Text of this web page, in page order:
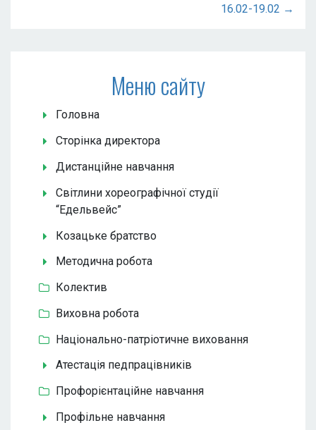
16.02-19.02 →
Меню сайту
Головна
Сторінка директора
Дистанційне навчання
Світлини хореографічної студії
“Едельвейс”
Козацьке братство
Методична робота
Колектив
Виховна робота
Національно-патріотичне виховання
Атестація педпрацівників
Профорієнтаційне навчання
Профільне навчання